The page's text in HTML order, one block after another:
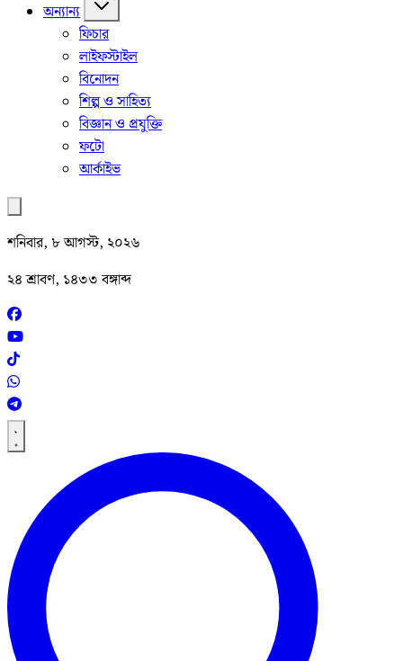
অন্যান্য
ফিচার
লাইফস্টাইল
বিনোদন
শিল্প ও সাহিত্য
বিজ্ঞান ও প্রযুক্তি
ফটো
আর্কাইভ
শনিবার, ৮ আগস্ট, ২০২৬
২৪ শ্রাবণ, ১৪৩৩ বঙ্গাব্দ